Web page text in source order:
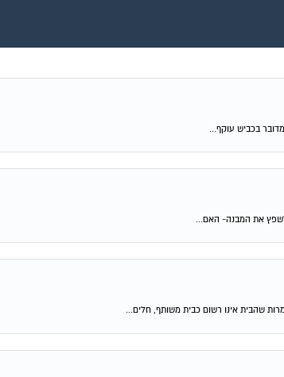
בכביש עוקף...
לשפץ את המבנה- האם...
שהבית אינו רשום כבית משותף, חלים...